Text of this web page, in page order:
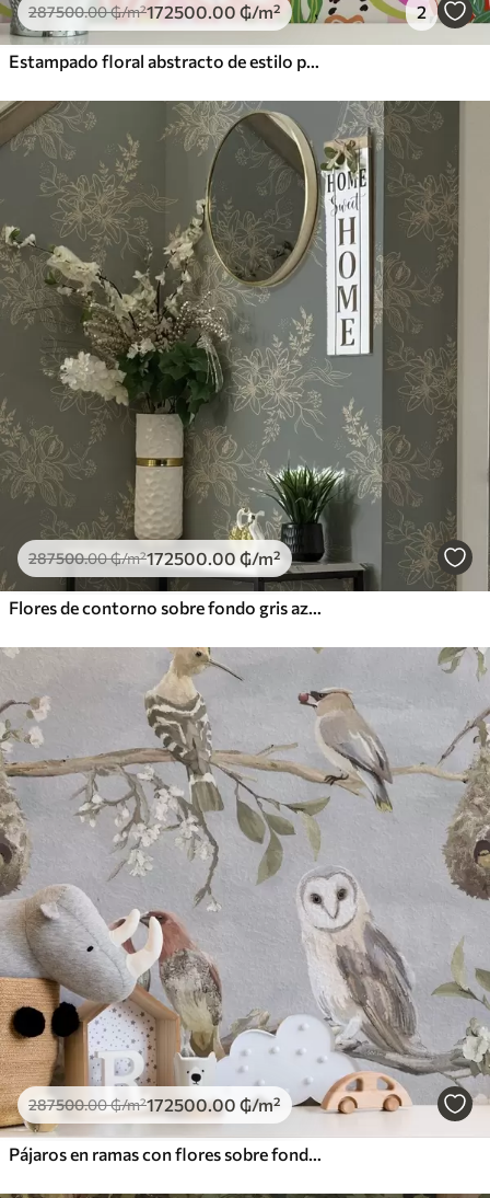
287500.00₲/m²172500.00 ₲/m² 2
Estampado floral abstracto de estilo pop art
287500.00₲/m²172500.00 ₲/m²
Flores de contorno sobre fondo gris azulado, elegante motivo botánico
287500.00₲/m²172500.00 ₲/m²
Pájaros en ramas con flores sobre fondo gris